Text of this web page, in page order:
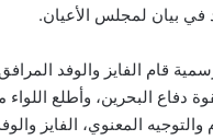
في بيان لمجلس الأعيان.
قام الفايز والوفد
دفاع البحرين، وأطلع
والتوجيه المعنوي، الفايز